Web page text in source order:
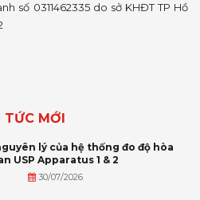
số 0311462335 do sở KHĐT TP Hồ
TỨC MỚI
lý của hệ thống đo độ hòa
USP Apparatus 1 & 2
30/07/2026